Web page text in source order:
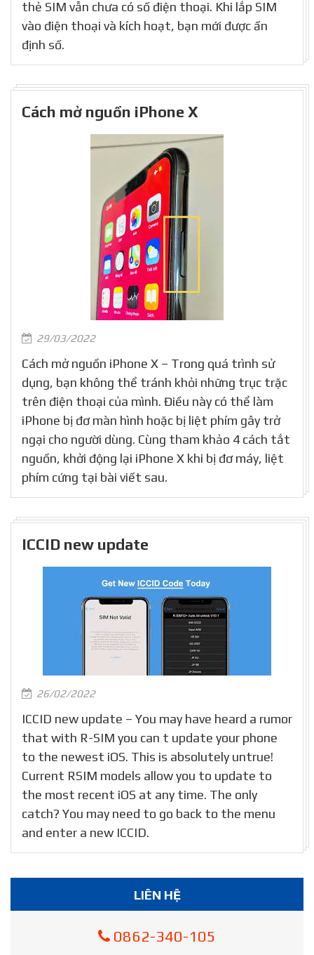
thẻ SIM vẫn chưa có số điện thoại. Khi lắp SIM
vào điện thoại và kích hoạt, bạn mới được ấn
định số.
Cách mở nguồn iPhone X
29/03/2022
Cách mở nguồn iPhone X – Trong quá trình sử
dụng, bạn không thể tránh khỏi những trục trặc
trên điện thoại của mình. Điều này có thể làm
iPhone bị đơ màn hình hoặc bị liệt phím gây trở
ngại cho người dùng. Cùng tham khảo 4 cách tắt
nguồn, khởi động lại iPhone X khi bị đơ máy, liệt
phím cứng tại bài viết sau.
ICCID new update
26/02/2022
ICCID new update – You may have heard a rumor
that with R-SIM you can t update your phone
to the newest iOS. This is absolutely untrue!
Current RSIM models allow you to update to
the most recent iOS at any time. The only
catch? You may need to go back to the menu
and enter a new ICCID.
LIÊN HỆ
0862-340-105